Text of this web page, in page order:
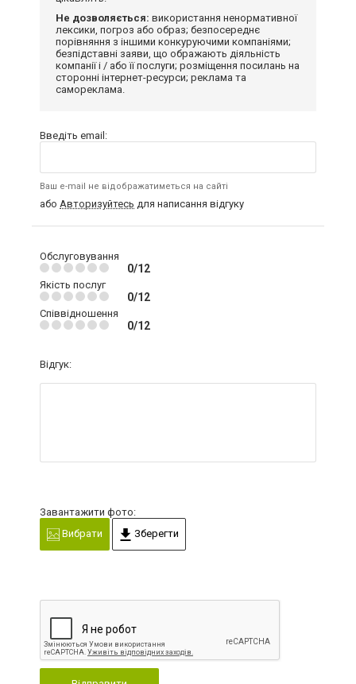
Не дозволяється: використання ненормативної
лексики, погроз або образ; безпосереднє
порівняння з іншими конкуруючими компаніями;
безпідставні заяви, що ображають діяльність
компанії і / або її послуги; розміщення посилань на
сторонні інтернет-ресурси; реклама та
самореклама.
Введіть email:
Ваш e-mail не відображатиметься на сайті
або Авторизуйтесь для написання відгуку
Обслуговування
0/12
Якість послуг
0/12
Співвідношення
0/12
Відгук:
Завантажити фото:
Вибрати
Зберегти